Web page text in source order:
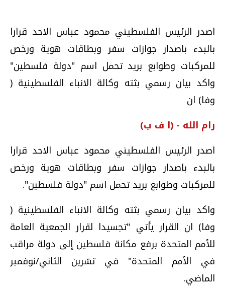
اصدر الرئيس الفلسطيني محمود عباس الاحد قرارا
بالبدء باصدار جوازات سفر وبطاقات هوية ورخص
للمركبات وطوابع بريد تحمل اسم "دولة فلسطين"
واكد بيان رسمي بثته وكالة الانباء الفلسطينية (
وفا) ان
رام الله - (ا ف ب)
اصدر الرئيس الفلسطيني محمود عباس الاحد قرارا
بالبدء باصدار جوازات سفر وبطاقات هوية ورخص
للمركبات وطوابع بريد تحمل اسم "دولة فلسطين".
واكد بيان رسمي بثته وكالة الانباء الفلسطينية (
وفا) ان القرار يأتي "تجسيدا لقرار الجمعية العامة
للأمم المتحدة برفع مكانة فلسطين إلى دولة مراقب
في الأمم المتحدة" في تشرين الثاني/نوفمبر
الماضي.